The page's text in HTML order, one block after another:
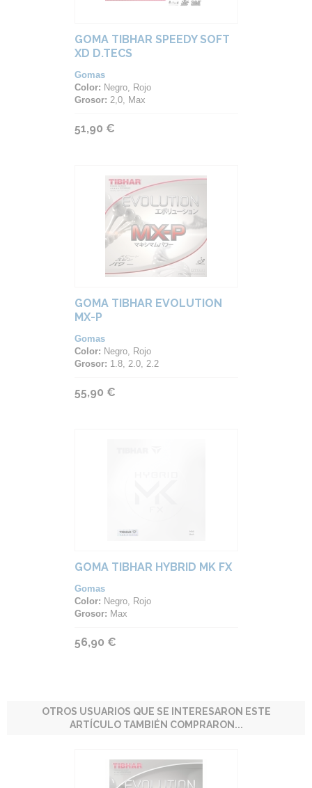
GOMA TIBHAR SPEEDY SOFT
XD D.TECS
Gomas
Color: Negro, Rojo
Grosor: 2,0, Max
51,90 €
GOMA TIBHAR EVOLUTION
MX-P
Gomas
Color: Negro, Rojo
Grosor: 1.8, 2.0, 2.2
55,90 €
GOMA TIBHAR HYBRID MK FX
Gomas
Color: Negro, Rojo
Grosor: Max
56,90 €
OTROS USUARIOS QUE SE INTERESARON ESTE
ARTÍCULO TAMBIÉN COMPRARON...